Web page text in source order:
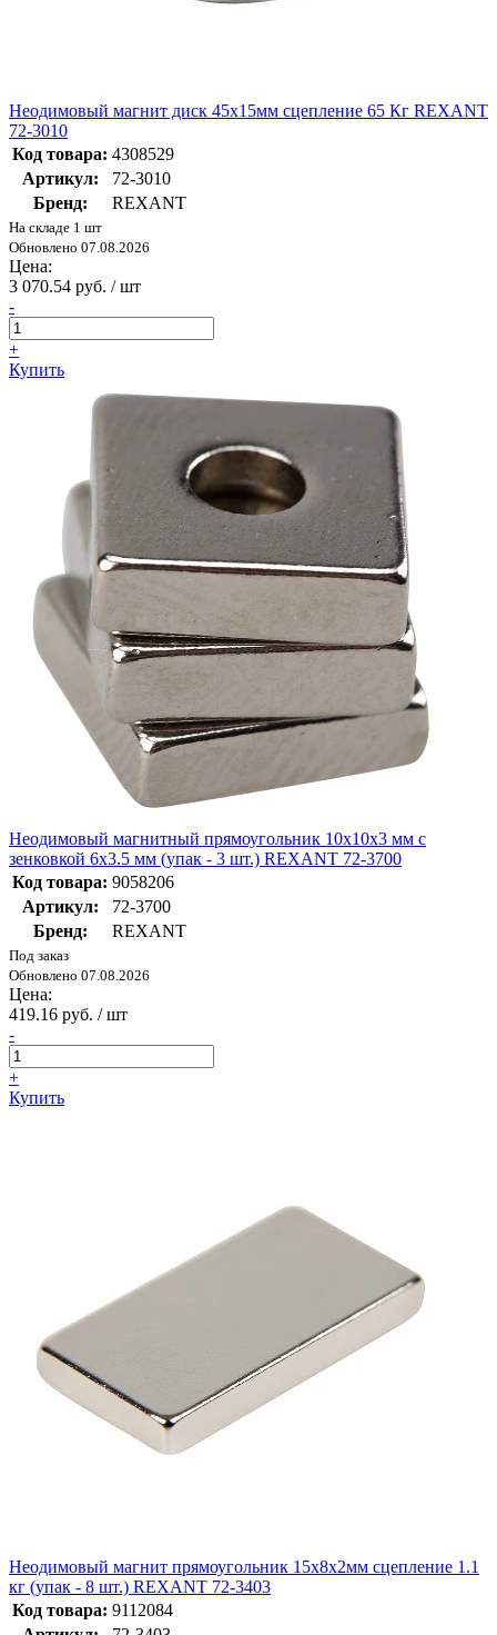
Неодимовый магнит диск 45х15мм сцепление 65 Кг REXANT
72-3010
Код товара: 4308529
Артикул:
72-3010
Бренд:
REXANT
На складе 1 шт
Обновлено 07.08.2026
Цена:
3 070.54 руб. / шт
-
+
Купить
Неодимовый магнитный прямоугольник 10х10х3 мм с
зенковкой 6х3.5 мм (упак - 3 шт.) REXANT 72-3700
Код товара: 9058206
Артикул:
72-3700
Бренд:
REXANT
Под заказ
Обновлено 07.08.2026
Цена:
419.16 руб. / шт
-
+
Купить
Неодимовый магнит прямоугольник 15х8х2мм сцепление 1.1
кг (упак - 8 шт.) REXANT 72-3403
Код товара: 9112084